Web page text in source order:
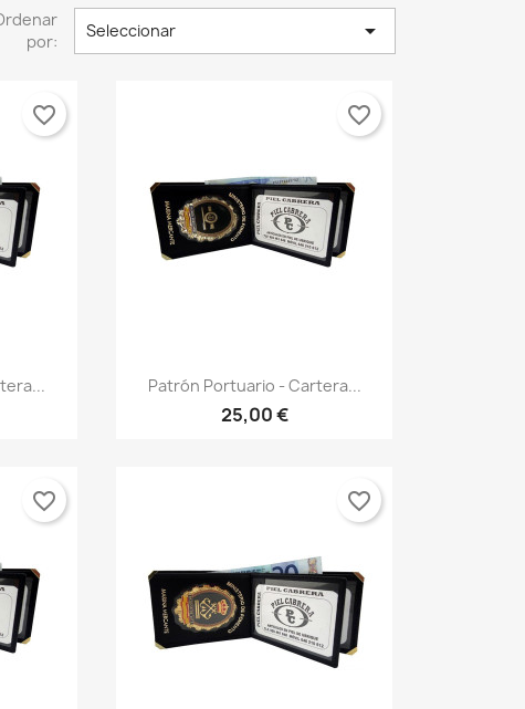
por:
Seleccionar 
favorite_border
Vista rápida
Patrón Portuario - Cartera...
25,00 €
favorite_border
favorite_border favorite_border